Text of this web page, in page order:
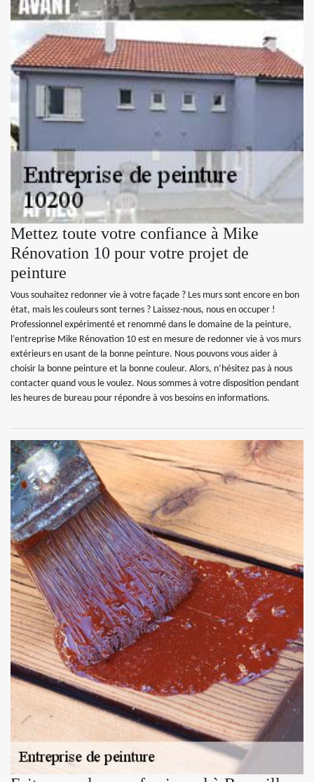
Mettez toute votre confiance à Mike
Rénovation 10 pour votre projet de
peinture
Vous souhaitez redonner vie à votre façade ? Les murs sont encore en bon
état, mais les couleurs sont ternes ? Laissez-nous, nous en occuper !
Professionnel expérimenté et renommé dans le domaine de la peinture,
l’entreprise Mike Rénovation 10 est en mesure de redonner vie à vos murs
extérieurs en usant de la bonne peinture. Nous pouvons vous aider à
choisir la bonne peinture et la bonne couleur. Alors, n’hésitez pas à nous
contacter quand vous le voulez. Nous sommes à votre disposition pendant
les heures de bureau pour répondre à vos besoins en informations.